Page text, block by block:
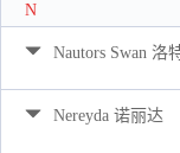
N
Nautors Swan 洛
Nereyda 诺丽达